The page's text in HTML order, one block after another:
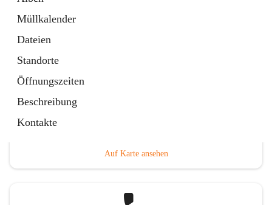
Müllkalender
Dateien
Standorte
Öffnungszeiten
Beschreibung
Kontakte
neuem
Tab
Auf Karte ansehen